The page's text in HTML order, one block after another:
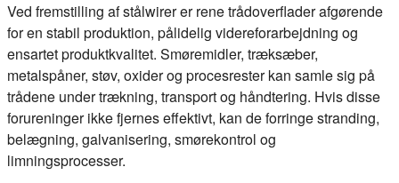
Ved fremstilling af stålwirer er rene trådoverflader afgørende
for en stabil produktion, pålidelig videreforarbejdning og
ensartet produktkvalitet. Smøremidler, træksæber,
metalspåner, støv, oxider og procesrester kan samle sig på
trådene under trækning, transport og håndtering. Hvis disse
forureninger ikke fjernes effektivt, kan de forringe stranding,
belægning, galvanisering, smørekontrol og
limningsprocesser.